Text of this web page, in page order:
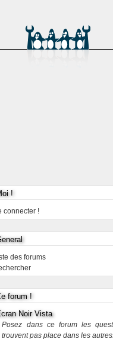
!
connecter !
des forums
forum !
Noir Vista
Posez dans ce forum les
trouvent pas place dans les